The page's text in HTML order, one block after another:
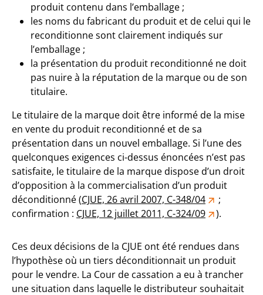
produit contenu dans l’emballage ;
les noms du fabricant du produit et de celui qui le
reconditionne sont clairement indiqués sur
l’emballage ;
la présentation du produit reconditionné ne doit
pas nuire à la réputation de la marque ou de son
titulaire.
Le titulaire de la marque doit être informé de la mise
en vente du produit reconditionné et de sa
présentation dans un nouvel emballage. Si l’une des
quelconques exigences ci-dessus énoncées n’est pas
satisfaite, le titulaire de la marque dispose d’un droit
d’opposition à la commercialisation d’un produit
déconditionné (CJUE, 26 avril 2007, C-348/04
;
confirmation : CJUE, 12 juillet 2011, C-324/09 ).
Ces deux décisions de la CJUE ont été rendues dans
l’hypothèse où un tiers déconditionnait un produit
pour le vendre. La Cour de cassation a eu à trancher
une situation dans laquelle le distributeur souhaitait